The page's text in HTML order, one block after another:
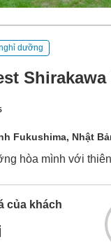
dưỡng
Shirakawa
Fukushima, Nhật
hòa mình với
của khách